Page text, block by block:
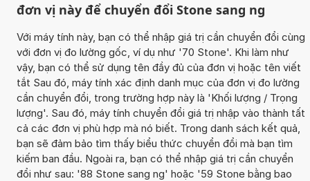
đơn vị này để chuyển đổi Stone sang ng
Với máy tính này, bạn có thể nhập giá trị cần chuyển đổi cùng
với đơn vị đo lường gốc, ví dụ như '70 Stone'. Khi làm như
vậy, bạn có thể sử dụng tên đầy đủ của đơn vị hoặc tên viết
tắt Sau đó, máy tính xác định danh mục của đơn vị đo lường
cần chuyển đổi, trong trường hợp này là 'Khối lượng / Trọng
lượng'. Sau đó, máy tính chuyển đổi giá trị nhập vào thành tất
cả các đơn vị phù hợp mà nó biết. Trong danh sách kết quả,
bạn sẽ đảm bảo tìm thấy biểu thức chuyển đổi mà bạn tìm
kiếm ban đầu. Ngoài ra, bạn có thể nhập giá trị cần chuyển
đổi như sau: '88 Stone sang ng' hoặc '59 Stone bằng bao